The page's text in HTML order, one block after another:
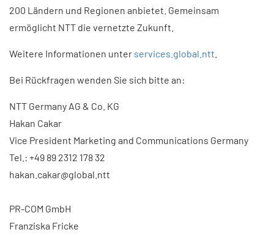
200 Ländern und Regionen anbietet. Gemeinsam
ermöglicht NTT die vernetzte Zukunft.
Weitere Informationen unter services.global.ntt
Bei Rückfragen wenden Sie sich bitte an:
NTT Germany AG & Co. KG
Hakan Cakar
Vice President Marketing and Communications Germany
Tel.: +49 89 2312 178 32
hakan.cakar@global.ntt
PR-COM GmbH
Franziska Fricke